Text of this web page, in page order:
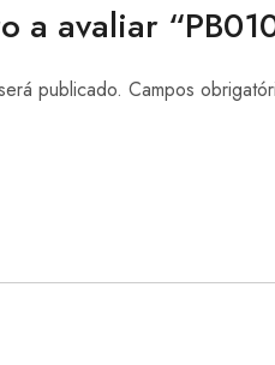
a avaliar
publicado. Campos